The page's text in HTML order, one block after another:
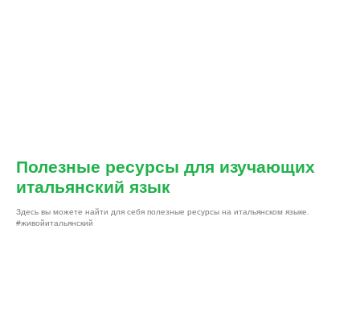
Полезные ресурсы для изучающих
итальянский язык
Здесь вы можете найти для себя полезные ресурсы на итальянском языке.
#живойитальянский